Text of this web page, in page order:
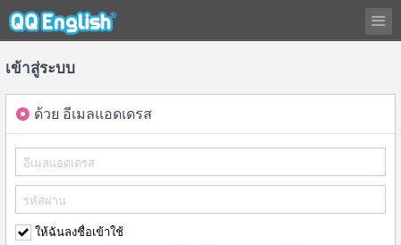
เข้าสู่ระบบ
ด้วย อีเมลแอดเดรส
ให้ฉันลงชื่อเข้าใช้